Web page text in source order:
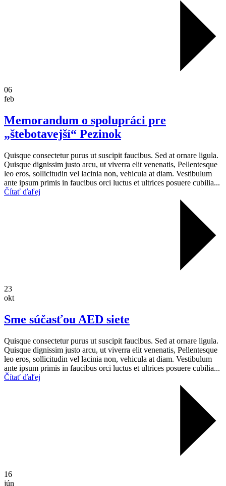
06
feb
Memorandum o spolupráci pre
„štebotavejší“ Pezinok
Quisque consectetur purus ut suscipit faucibus. Sed at ornare ligula.
Quisque dignissim justo arcu, ut viverra elit venenatis, Pellentesque
leo eros, sollicitudin vel lacinia non, vehicula at diam. Vestibulum
ante ipsum primis in faucibus orci luctus et ultrices posuere cubilia...
Čítať ďaľej
23
okt
Sme súčasťou AED siete
Quisque consectetur purus ut suscipit faucibus. Sed at ornare ligula.
Quisque dignissim justo arcu, ut viverra elit venenatis, Pellentesque
leo eros, sollicitudin vel lacinia non, vehicula at diam. Vestibulum
ante ipsum primis in faucibus orci luctus et ultrices posuere cubilia...
Čítať ďaľej
16
jún